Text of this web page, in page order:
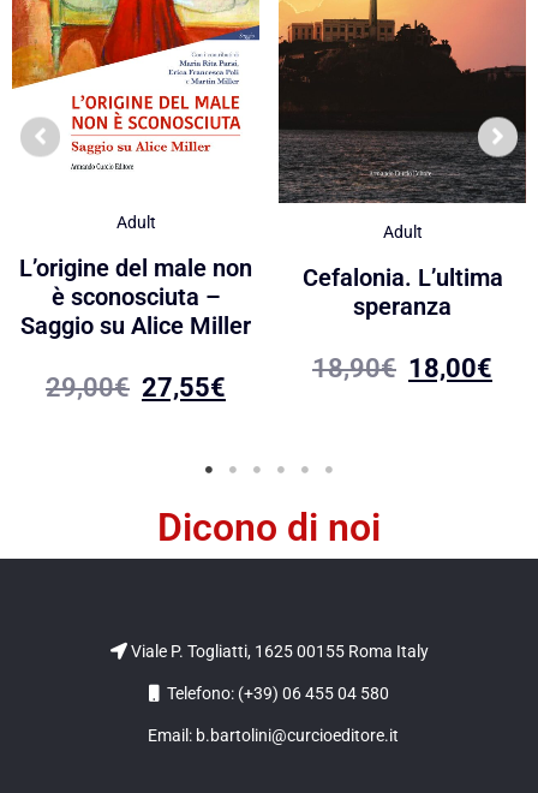
Adult
L’origine del male non
è sconosciuta –
Saggio su Alice Miller
29,00€ 27,55€
Adult
Cefalonia. L’ultima
speranza
18,90€ 18,00€
Dicono di noi
Viale P. Togliatti, 1625 00155 Roma Italy
Telefono: (+39) 06 455 04 580
Email: b.bartolini@curcioeditore.it